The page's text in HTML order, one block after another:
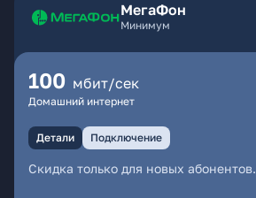
МегаФон
Минимум
100 мбит/сек
Домашний интернет
Детали Подключение
Скидка только для новых абонентов.